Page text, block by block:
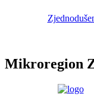
Mikroregion